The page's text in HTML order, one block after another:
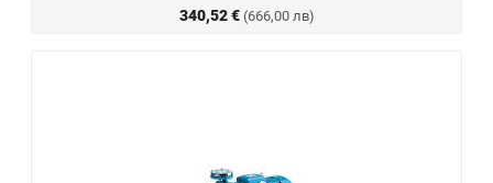
340,52 € (666,00 лв)